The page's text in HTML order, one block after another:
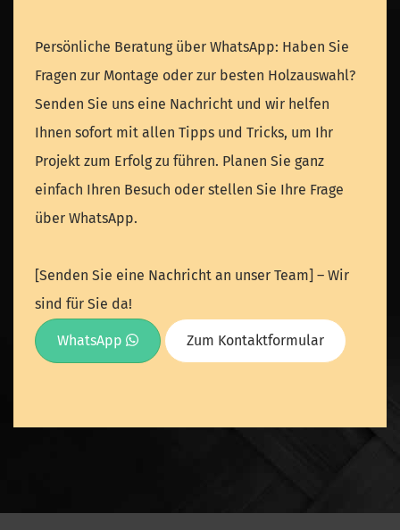
Persönliche Beratung über WhatsApp: Haben Sie
Fragen zur Montage oder zur besten Holzauswahl?
Senden Sie uns eine Nachricht und wir helfen
Ihnen sofort mit allen Tipps und Tricks, um Ihr
Projekt zum Erfolg zu führen. Planen Sie ganz
einfach Ihren Besuch oder stellen Sie Ihre Frage
über WhatsApp.
[Senden Sie eine Nachricht an unser Team] – Wir
sind für Sie da!
WhatsApp Zum Kontaktformular